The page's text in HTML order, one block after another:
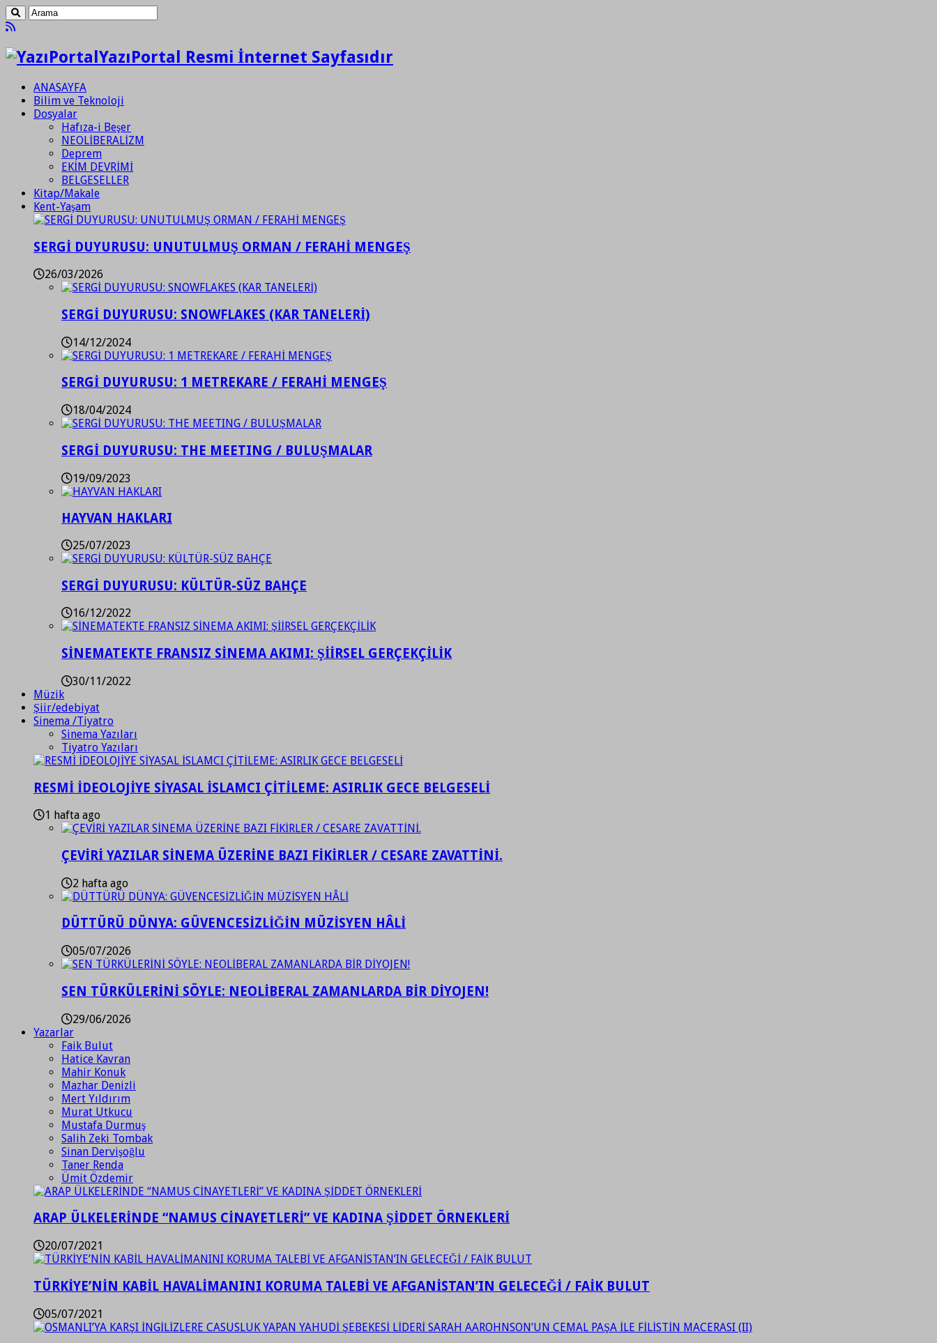
YazıPortal Resmi İnternet Sayfasıdır
ANASAYFA
Bilim ve Teknoloji
Dosyalar
Hafıza-i Beşer
NEOLİBERALİZM
Deprem
EKİM DEVRİMİ
BELGESELLER
Kitap/Makale
Kent-Yaşam
SERGİ DUYURUSU: UNUTULMUŞ ORMAN / FERAHİ MENGEŞ
26/03/2026
SERGİ DUYURUSU: SNOWFLAKES (KAR TANELERİ)
14/12/2024
SERGİ DUYURUSU: 1 METREKARE / FERAHİ MENGEŞ
18/04/2024
SERGİ DUYURUSU: THE MEETING / BULUŞMALAR
19/09/2023
HAYVAN HAKLARI
25/07/2023
SERGİ DUYURUSU: KÜLTÜR-SÜZ BAHÇE
16/12/2022
SİNEMATEKTE FRANSIZ SİNEMA AKIMI: ŞİİRSEL GERÇEKÇİLİK
30/11/2022
Müzik
Şiir/edebiyat
Sinema /Tiyatro
Sinema Yazıları
Tiyatro Yazıları
RESMİ İDEOLOJİYE SİYASAL İSLAMCI ÇİTİLEME: ASIRLIK GECE BELGESELİ
1 hafta ago
ÇEVİRİ YAZILAR SİNEMA ÜZERİNE BAZI FİKİRLER / CESARE ZAVATTİNİ.
2 hafta ago
DÜTTÜRÜ DÜNYA: GÜVENCESİZLİĞİN MÜZİSYEN HÂLİ
05/07/2026
SEN TÜRKÜLERİNİ SÖYLE: NEOLİBERAL ZAMANLARDA BİR DİYOJEN!
29/06/2026
Yazarlar
Faik Bulut
Hatice Kavran
Mahir Konuk
Mazhar Denizli
Mert Yıldırım
Murat Utkucu
Mustafa Durmuş
Salih Zeki Tombak
Sinan Dervişoğlu
Taner Renda
Ümit Özdemir
ARAP ÜLKELERİNDE “NAMUS CİNAYETLERİ” VE KADINA ŞİDDET ÖRNEKLERİ
20/07/2021
TÜRKİYE’NİN KABİL HAVALİMANINI KORUMA TALEBİ VE AFGANİSTAN’IN GELECEĞİ / FAİK BULUT
05/07/2021